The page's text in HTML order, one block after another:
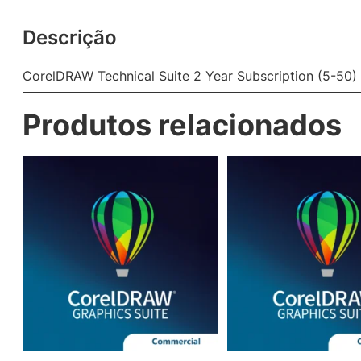
Descrição
CorelDRAW Technical Suite 2 Year Subscription (5-50)
Produtos relacionados